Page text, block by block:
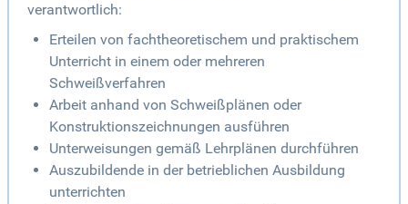
verantwortlich:
Erteilen von fachtheoretischem und praktischem
Unterricht in einem oder mehreren
Schweißverfahren
Arbeit anhand von Schweißplänen oder
Konstruktionszeichnungen ausführen
Unterweisungen gemäß Lehrplänen durchführen
Auszubildende in der betrieblichen Ausbildung
unterrichten